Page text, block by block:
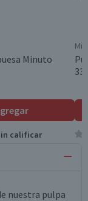
Minuto
calificar
nuestra pulpa